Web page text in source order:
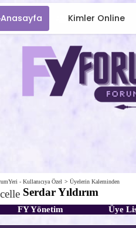
Anasayfa Kimler Online
- Kullanıcıya Özel > Üyelerin Kaleminden
Serdar Yıldırım
FY Yönetim Üye